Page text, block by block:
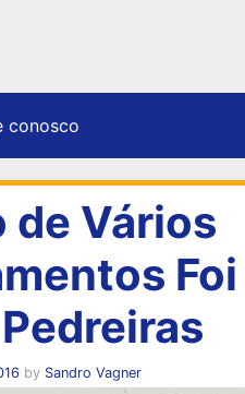
conosco
de Vários
Foi
by Sandro Vagner